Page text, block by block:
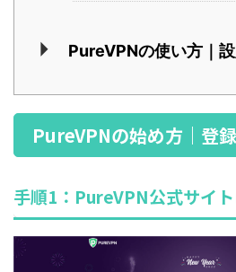
PureVPNの使い方｜
PureVPNの始め方｜登
手順1：PureVPN公式サイ